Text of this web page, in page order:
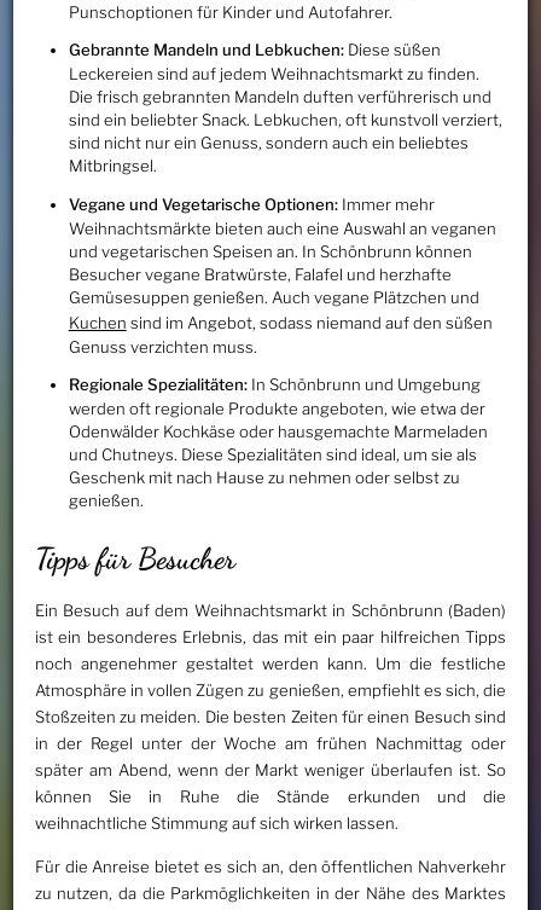
Punschoptionen für Kinder und Autofahrer.
Gebrannte Mandeln und Lebkuchen:Diese süßen
Leckereien sind auf jedem Weihnachtsmarkt zu finden.
Die frisch gebrannten Mandeln duften verführerisch und
sind ein beliebter Snack. Lebkuchen, oft kunstvoll verziert,
sind nicht nur ein Genuss, sondern auch ein beliebtes
Mitbringsel.
Vegane und Vegetarische Optionen:Immer mehr
Weihnachtsmärkte bieten auch eine Auswahl an veganen
und vegetarischen Speisen an. In Schönbrunn können
Besucher vegane Bratwürste, Falafel und herzhafte
Gemüsesuppen genießen. Auch vegane Plätzchen und
Kuchen sind im Angebot, sodass niemand auf den süßen
Genuss verzichten muss.
Regionale Spezialitäten:In Schönbrunn und Umgebung
werden oft regionale Produkte angeboten, wie etwa der
Odenwälder Kochkäse oder hausgemachte Marmeladen
und Chutneys. Diese Spezialitäten sind ideal, um sie als
Geschenk mit nach Hause zu nehmen oder selbst zu
genießen.
Tipps für Besucher
Ein Besuch auf dem Weihnachtsmarkt in Schönbrunn (Baden)
ist ein besonderes Erlebnis, das mit ein paar hilfreichen Tipps
noch angenehmer gestaltet werden kann. Um die festliche
Atmosphäre in vollen Zügen zu genießen, empfiehlt es sich, die
Stoßzeiten zu meiden. Die besten Zeiten für einen Besuch sind
in der Regel unter der Woche am frühen Nachmittag oder
später am Abend, wenn der Markt weniger überlaufen ist. So
können Sie in Ruhe die Stände erkunden und die
weihnachtliche Stimmung auf sich wirken lassen.
Für die Anreise bietet es sich an, den öffentlichen Nahverkehr
zu nutzen, da die Parkmöglichkeiten in der Nähe des Marktes